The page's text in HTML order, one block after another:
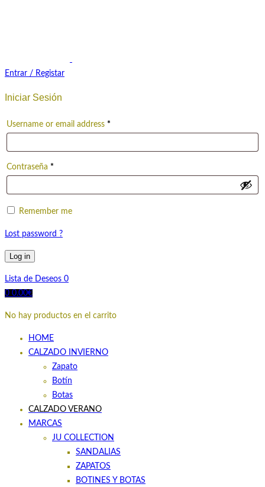
Entrar / Registar
Iniciar Sesión
Username or email address *
Contraseña *
Remember me
Lost password ?
Log in
Lista de Deseos 0
0 0.00€
No hay productos en el carrito
HOME
CALZADO INVIERNO
Zapato
Botín
Botas
CALZADO VERANO
MARCAS
JU COLLECTION
SANDALIAS
ZAPATOS
BOTINES Y BOTAS